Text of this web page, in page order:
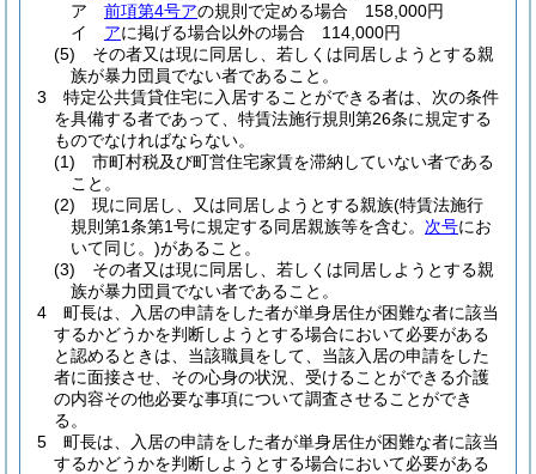
ア
前項第4号アの規則で定める場合 158,000円
イ
アに掲げる場合以外の場合 114,000円
(5)
その者又は現に同居し、若しくは同居しようとする親
族が暴力団員でない者であること。
3
特定公共賃貸住宅に入居することができる者は、次の条件
を具備する者であって、特賃法施行規則第26条に規定する
ものでなければならない。
(1)
市町村税及び町営住宅家賃を滞納していない者である
こと。
(2)
現に同居し、又は同居しようとする親族(特賃法施行
規則第1条第1号に規定する同居親族等を含む。 次号にお
いて同じ。)があること。
(3)
その者又は現に同居し、若しくは同居しようとする親
族が暴力団員でない者であること。
4
町長は、入居の申請をした者が単身居住が困難な者に該当
するかどうかを判断しようとする場合において必要がある
と認めるときは、当該職員をして、当該入居の申請をした
者に面接させ、その心身の状況、受けることができる介護
の内容その他必要な事項について調査させることができ
る。
5
町長は、入居の申請をした者が単身居住が困難な者に該当
するかどうかを判断しようとする場合において必要がある